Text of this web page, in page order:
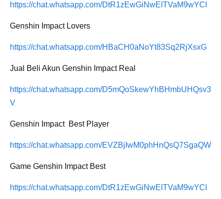
https://chat.whatsapp.com/DtR1zEwGiNwEITVaM9wYCl
Genshin Impact Lovers
https://chat.whatsapp.com/HBaCH0aNoYt83Sq2RjXsxG
Jual Beli Akun Genshin Impact Real
https://chat.whatsapp.com/D5mQoSkewYhBHmbUHQsv3
V
Genshin Impact Best Player
https://chat.whatsapp.com/EVZBjIwM0phHnQsQ7SgaQW
Game Genshin Impact Best
https://chat.whatsapp.com/DtR1zEwGiNwEITVaM9wYCl